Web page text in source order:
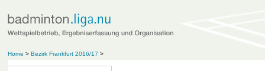
Home > Bezirk Frankfurt 2016/17 >